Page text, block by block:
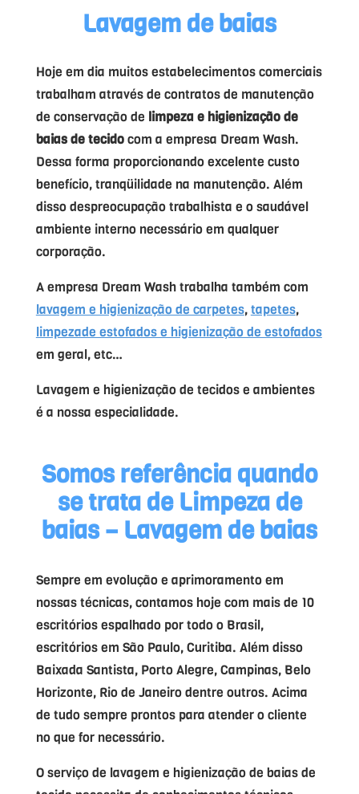
Lavagem de baias
Hoje em dia muitos estabelecimentos comerciais
trabalham através de contratos de manutenção
de conservação de limpeza e higienização de
baias de tecidocom a empresa Dream Wash.
Dessa forma proporcionando excelente custo
benefício, tranqüilidade na manutenção. Além
disso despreocupação trabalhista e o saudável
ambiente interno necessário em qualquer
corporação.
A empresa Dream Wash trabalha também com
lavagem e higienização de carpetes,tapetes,
limpezade estofados e higienização de estofados
em geral, etc…
Lavagem e higienização de tecidos e ambientes
é a nossa especialidade.
Somos referência quando
se trata de Limpeza de
baias – Lavagem de baias
Sempre em evolução e aprimoramento em
nossas técnicas, contamos hoje com mais de 10
escritórios espalhado por todo o Brasil,
escritórios em São Paulo, Curitiba. Além disso
Baixada Santista, Porto Alegre, Campinas, Belo
Horizonte, Rio de Janeiro dentre outros. Acima
de tudo sempre prontos para atender o cliente
no que for necessário.
O serviço de lavagem e higienização de baias de